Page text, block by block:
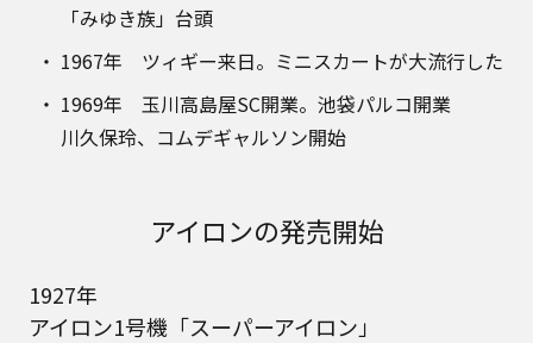
「みゆき族」台頭
1967年 ツィギー来日。ミニスカートが大流行した
1969年 玉川高島屋SC開業。池袋パルコ開業
川久保玲、コムデギャルソン開始
アイロンの発売開始
1927年
アイロン1号機「スーパーアイロン」